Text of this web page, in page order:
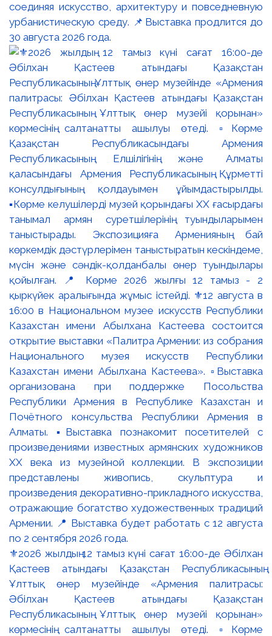
соединяя искусство, архитектуру и повседневную
урбанистическую среду. 📌Выставка продлится до
30 августа 2026 года.
⚜️2026 жылдың 12 тамыз күні сағат 16:00-де Әбілхан
Қастеев атындағы Қазақстан Республикасының
Ұлттық өнер музейінде «Армения палитрасы:
Әбілхан Қастеев атындағы Қазақстан
Республикасының Ұлттық өнер музейі қорынан»
көрмесінің салтанатты ашылуы өтеді. ▫️Көрме